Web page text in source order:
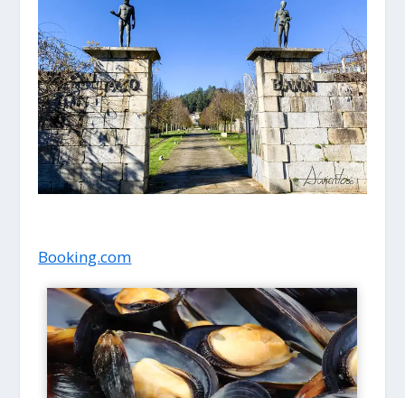
Booking.com